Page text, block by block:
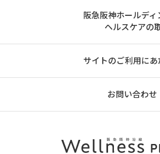
阪急阪神ホールディ
ヘルスケアの
サイトのご利用にあ
お問い合わせ